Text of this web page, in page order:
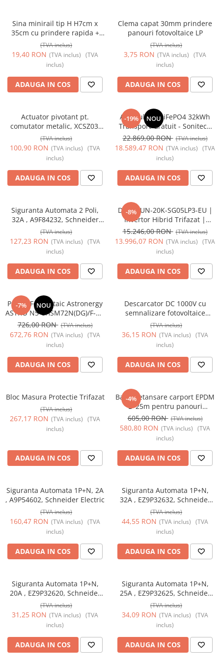
Rame
Suporturi de fixare
Variator de tensiune
Sina minirail tip H H7cm x
35cm cu prindere rapida +
cauciuc +4 suruburi LP
(TVA inclus)
19,40 RON (TVA inclus) (TVA
inclus)
ADAUGA IN COS
Clema capat 30mm prindere
panouri fotovoltaice LP
(TVA inclus)
3,75 RON (TVA inclus) (TVA
inclus)
ADAUGA IN COS
Actuator pivotant pt.
comutator metalic, XCSZ03,
Schneider Electric
(TVA inclus)
100,90 RON (TVA inclus) (TVA
inclus)
ADAUGA IN COS
-19% NOU
Acumulator LiFePO4 32kWh
Transport Gratuit - Sonitech
BR-PC-LV 51.2V, 10000 Cicluri,
Garanție 10 Ani
22.869,00 RON (TVA inclus)
18.589,47 RON (TVA inclus) (TVA
inclus)
ADAUGA IN COS
Siguranta Automata 2 Poli,
32A , A9F84232, Schneider
Electric
(TVA inclus)
127,23 RON (TVA inclus) (TVA
inclus)
ADAUGA IN COS
-8%
Deye SUN-20K-SG05LP3-EU |
Invertor Hibrid Trifazat |
20kW | 48V LV | 350A | IP65
15.246,00 RON (TVA inclus)
13.996,07 RON (TVA inclus) (TVA
inclus)
ADAUGA IN COS
-7% NOU
Panou Fotovoltaic Astronergy
ASTRO N5 CHSM72N(DG)/F-BH
| 590W | TOPCon 4.0 |
Bifacial | Tier 1
726,00 RON (TVA inclus)
672,76 RON (TVA inclus) (TVA
inclus)
ADAUGA IN COS
Descarcator DC 1000V cu
semnalizare fotovoltaice
SPD2P-40KA-1000V
(TVA inclus)
36,15 RON (TVA inclus) (TVA
inclus)
ADAUGA IN COS
Bloc Masura Protectie Trifazat
(TVA inclus)
267,17 RON (TVA inclus) (TVA
inclus)
ADAUGA IN COS
-4%
Banda etansare carport EPDM
L=25m pentru panouri
fotovoltaice
605,00 RON (TVA inclus)
580,80 RON (TVA inclus) (TVA
inclus)
ADAUGA IN COS
Siguranta Automata 1P+N, 2A
, A9P54602, Schneider Electric
(TVA inclus)
160,47 RON (TVA inclus) (TVA
inclus)
ADAUGA IN COS
Siguranta Automata 1P+N,
32A , EZ9P32632, Schneider
Electric
(TVA inclus)
44,55 RON (TVA inclus) (TVA
inclus)
ADAUGA IN COS
Siguranta Automata 1P+N,
20A , EZ9P32620, Schneider
Electric
(TVA inclus)
31,25 RON (TVA inclus) (TVA
inclus)
ADAUGA IN COS
Siguranta Automata 1P+N,
25A , EZ9P32625, Schneider
Electric
(TVA inclus)
34,09 RON (TVA inclus) (TVA
inclus)
ADAUGA IN COS